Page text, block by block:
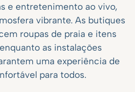
e entretenimento ao vivo,
vibrante. As butiques
roupas de praia e itens
as instalações
uma experiência de
para todos.